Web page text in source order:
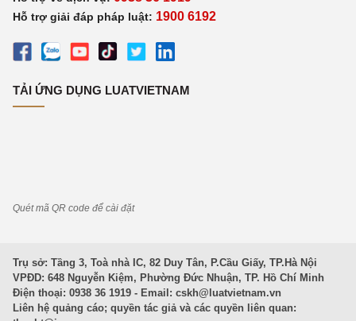
Hỗ trợ giải đáp pháp luật: 1900 6192
TẢI ỨNG DỤNG LUATVIETNAM
Quét mã QR code để cài đặt
Trụ sở: Tầng 3, Toà nhà IC, 82 Duy Tân, P.Cầu Giấy, TP.Hà Nội
VPĐD: 648 Nguyễn Kiệm, Phường Đức Nhuận, TP. Hồ Chí Minh
Điện thoại: 0938 36 1919 - Email: cskh@luatvietnam.vn
Liên hệ quảng cáo; quyền tác giả và các quyền liên quan: